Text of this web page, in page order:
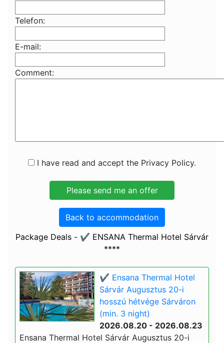
Telefon:
E-mail:
Comment:
I have read and accept the Privacy Policy.
Back to accommodation
Package Deals - ✔️ ENSANA Thermal Hotel Sárvár
****
✔️ Ensana Thermal Hotel
Sárvár Augusztus 20-i
hosszú hétvége Sárváron
(min. 3 night)
2026.08.20 - 2026.08.23
Ensana Thermal Hotel Sárvár Augusztus 20-i